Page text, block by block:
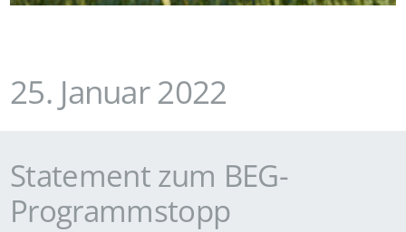
25. Januar 2022
Statement zum BEG-
Programmstopp